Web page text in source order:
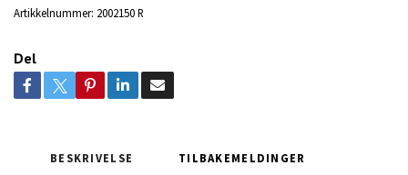
Artikkelnummer: 2002150 R
Del
BESKRIVELSE TILBAKEMELDINGER